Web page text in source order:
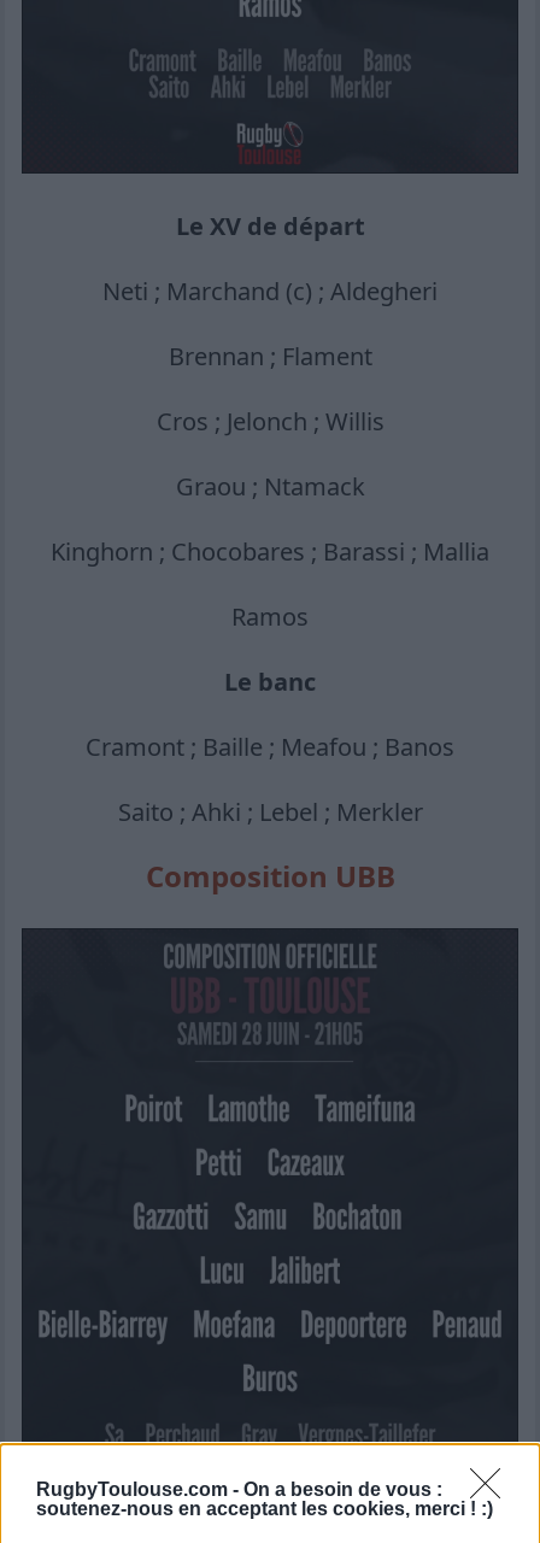
RugbyToulouse.com - On a besoin de vous :
soutenez-nous en acceptant les cookies, merci ! :)
Le XV de départ
Neti ; Marchand (c) ; Aldegheri
Brennan ; Flament
Cros ; Jelonch ; Willis
Graou ; Ntamack
Kinghorn ; Chocobares ; Barassi ; Mallia
Ramos
Le banc
Cramont ; Baille ; Meafou ; Banos
Saito ; Ahki ; Lebel ; Merkler
Composition UBB